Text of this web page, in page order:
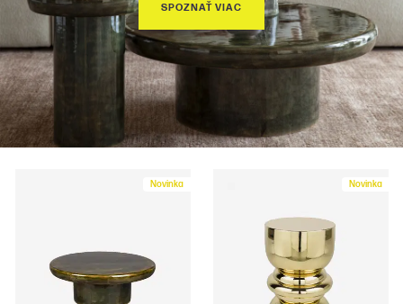
SPOZNAŤ VIAC
Novinka Novinka